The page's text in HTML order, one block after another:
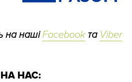
на нашіFacebookта Viber
НАС: